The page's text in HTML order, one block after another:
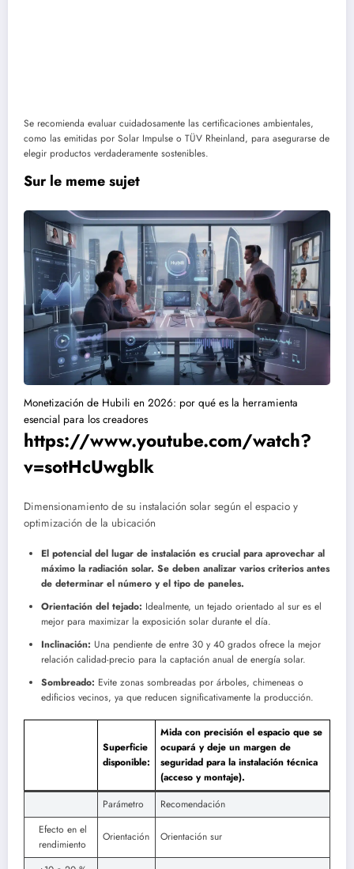
Se recomienda evaluar cuidadosamente las certificaciones ambientales,
como las emitidas por Solar Impulse o TÜV Rheinland, para asegurarse de
elegir productos verdaderamente sostenibles.
Sur le meme sujet
Monetización de Hubili en 2026: por qué es la herramienta
esencial para los creadores
https://www.youtube.com/watch?
v=sotHcUwgblk
Dimensionamiento de su instalación solar según el espacio y
optimización de la ubicación
El potencial del lugar de instalación es crucial para aprovechar al
máximo la radiación solar. Se deben analizar varios criterios antes
de determinar el número y el tipo de paneles.
Orientación del tejado: Idealmente, un tejado orientado al sur es el
mejor para maximizar la exposición solar durante el día.
Inclinación: Una pendiente de entre 30 y 40 grados ofrece la mejor
relación calidad-precio para la captación anual de energía solar.
Sombreado: Evite zonas sombreadas por árboles, chimeneas o
edificios vecinos, ya que reducen significativamente la producción.
Superficie
disponible:
Mida con precisión el espacio que se
ocupará y deje un margen de
seguridad para la instalación técnica
(acceso y montaje).
Parámetro
Recomendación
Efecto en el
rendimiento
Orientación Orientación sur